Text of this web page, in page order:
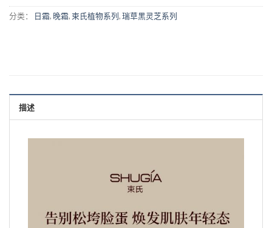
分类： 日霜, 晚霜, 束氏植物系列,瑞草黑灵芝系列
描述